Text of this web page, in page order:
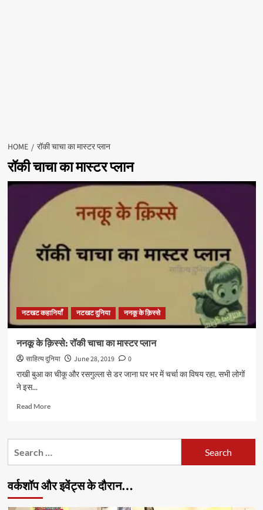
HOME रॉकी चाचा का मास्टर प्लान
रॉकी चाचा का मास्टर प्लान
नटखट कहानियाँ नटखट दुनिया ननकू के क़िस्से
ननकू के क़िस्से: रॉकी चाचा का मास्टर प्लान
साहित्य दुनिया June 28, 2019
0
राखी बुआ का चीकू और रसगुल्ला से डर जाना घर भर में चर्चा का विषय रहा. सभी लोगों
ने इस...
Read MoreRead
ननकू
चाचा
मास्टर
वर्कशॉप और इवेंट्स के दौरान…